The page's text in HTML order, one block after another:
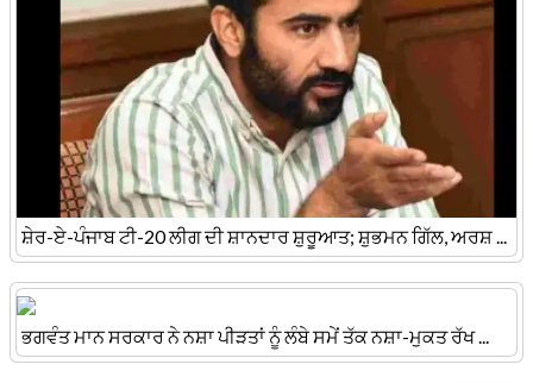
ਸ਼ੇਰ-ਏ-ਪੰਜਾਬ ਟੀ-20 ਲੀਗ ਦੀ ਸ਼ਾਨਦਾਰ ਸ਼ੁਰੂਆਤ; ਸ਼ੁਭਮਨ ਗਿੱਲ, ਅਰਸ਼ ...
ਭਗਵੰਤ ਮਾਨ ਸਰਕਾਰ ਨੇ ਨਸ਼ਾ ਪੀੜਤਾਂ ਨੂੰ ਲੰਬੇ ਸਮੇਂ ਤੱਕ ਨਸ਼ਾ-ਮੁਕਤ ਰੱਖ ...